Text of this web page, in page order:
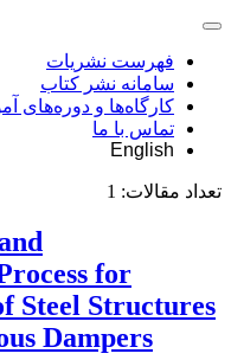
فهرست نشریات
سامانه نشر کتاب
کارگاه‌ها و
تماس با ما
English
تعداد مقالات: 1
for
Steel Structures
Dampers